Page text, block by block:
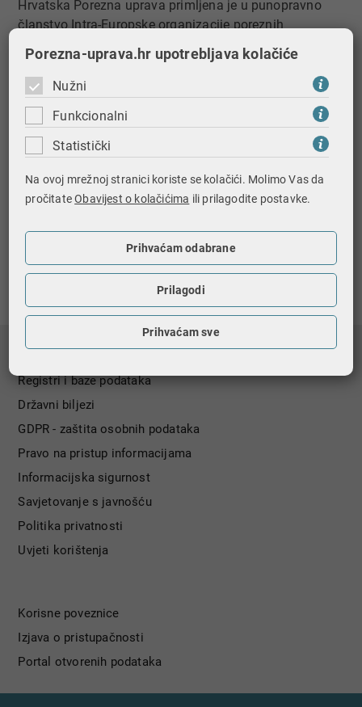
Hrvatska Porezna uprava primljena je u punopravno
članstvo Intra-Europske organizacije poreznih
administracija (IOTA) na 5. Generalnoj skupštini IOTA-e
koja se održala od 17.-19. rujna 2001. godine u Pragu.
LINK:http://www.iota-tax.org/
Ispiši stranicu
Registri i baze podataka
Državni biljezi
GDPR - zaštita osobnih podataka
Pravo na pristup informacijama
Informacijska sigurnost
Savjetovanje s javnošću
Politika privatnosti
Uvjeti korištenja
Korisne poveznice
Izjava o pristupačnosti
Portal otvorenih podataka
Porezna-uprava.hr upotrebljava kolačiće
Nužni
Funkcionalni
Statistički
Na ovoj mrežnoj stranici koriste se kolačići. Molimo Vas da
pročitateObavijest o kolačićima ili prilagodite postavke.
Prihvaćam odabrane
Prilagodi
Prihvaćam sve